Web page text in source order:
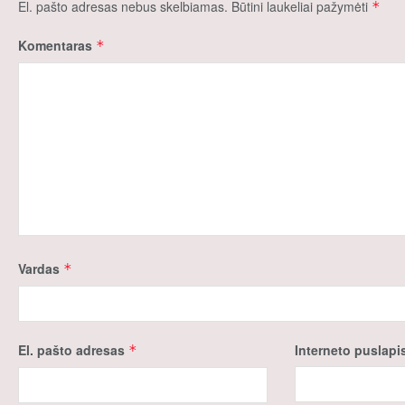
El. pašto adresas nebus skelbiamas. Būtini laukeliai pažymėti *
Komentaras *
Vardas *
El. pašto adresas * Interneto